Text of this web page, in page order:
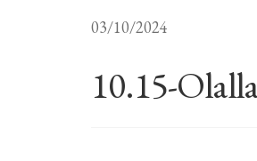
03/10/2024
10.15-